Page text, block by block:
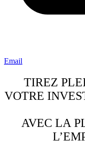
Email
TIREZ
VOTRE
AVEC LA